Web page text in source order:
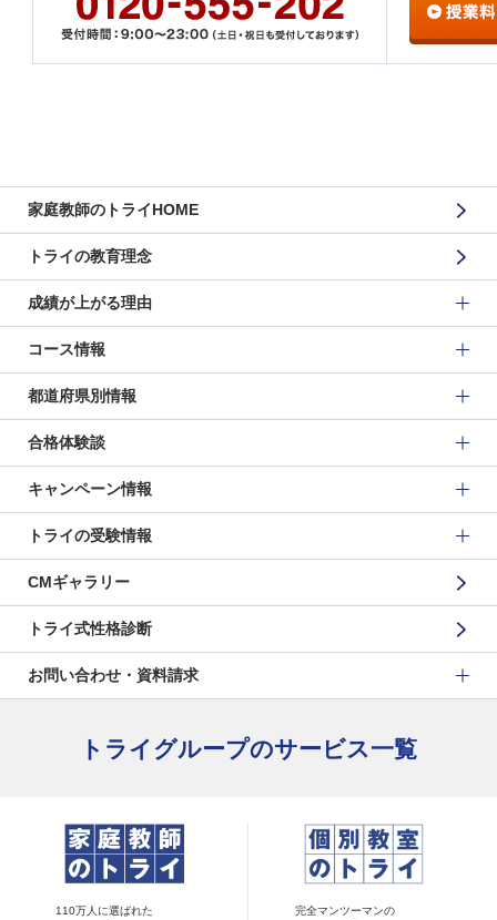
家庭教師のトライHOME
トライの教育理念
成績が上がる理由
コース情報
都道府県別情報
合格体験談
キャンペーン情報
トライの受験情報
CMギャラリー
トライ式性格診断
お問い合わせ・資料請求
トライグループのサービス一覧
110万人に選ばれた
完全マンツーマンの